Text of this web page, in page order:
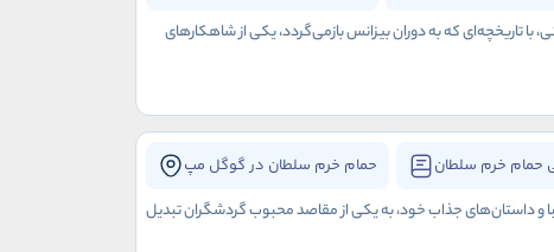
با تاریخچه‌ای که به دوران بیزانس بازمی‌گردد، یکی از شاهکارهای
حمام خرم سلطان حمام خرم سلطان در گوگل مپ
و داستان‌های جذاب خود، به یکی از مقاصد محبوب گردشگران تبدیل